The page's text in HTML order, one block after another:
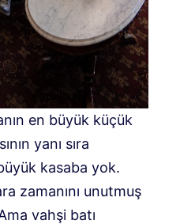
en büyük küçük
yanı sıra
kasaba yok.
zamanını unutmuş
vahşi batı